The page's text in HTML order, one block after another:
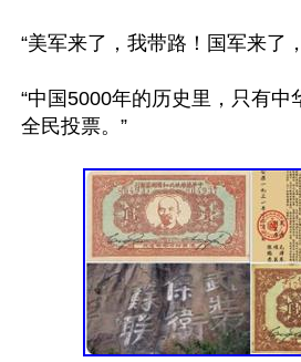
“美军来了，我带路！国军来了
“中国5000年的历史里，只有中
全民投票。”